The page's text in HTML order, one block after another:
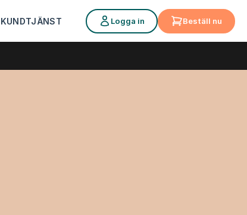
KUNDTJÄNST Logga in Beställ nu